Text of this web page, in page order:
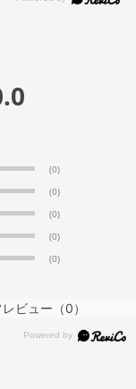
(0)
(0)
(0)
(0)
(0)
ビュー （0）